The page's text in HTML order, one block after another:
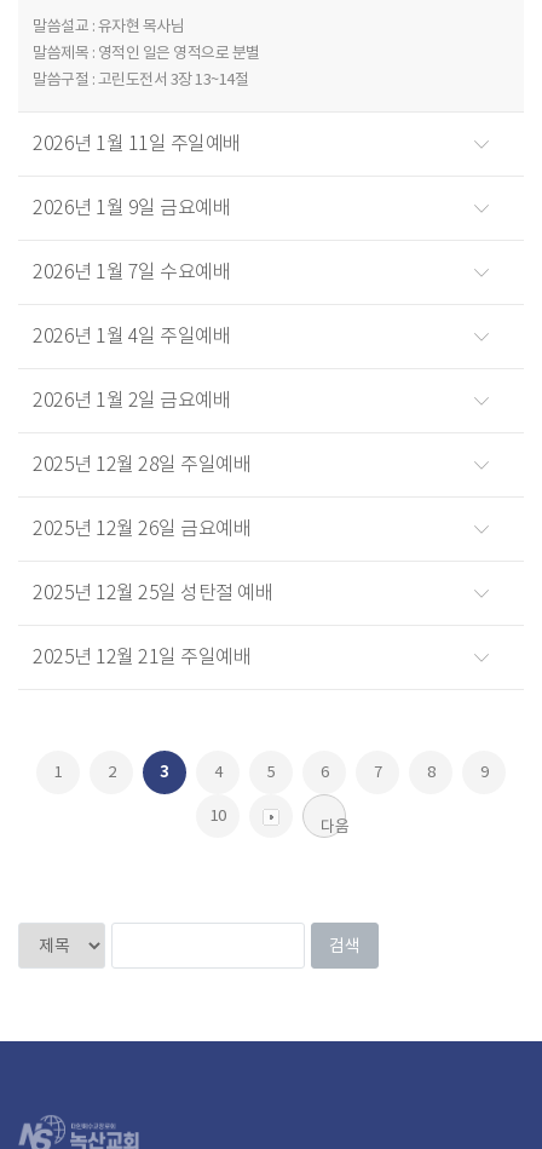
말씀설교 : 유자현 목사님
말씀제목 : 영적인 일은 영적으로 분별
말씀구절 : 고린도전서 3장 13~14절
2026년 1월 11일 주일예배
2026년 1월 9일 금요예배
2026년 1월 7일 수요예배
2026년 1월 4일 주일예배
2026년 1월 2일 금요예배
2025년 12월 28일 주일예배
2025년 12월 26일 금요예배
2025년 12월 25일 성탄절 예배
2025년 12월 21일 주일예배
1 2 3 4 5 6 7 8 9
10
다음